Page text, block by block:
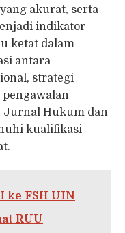
akurat, serta
indikator
ketat dalam
antara
strategi
Jurnal Hukum dan
kualifikasi
ke FSH UIN
RUU